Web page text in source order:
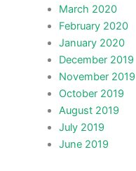
March 2020
February 2020
January 2020
December 2019
November 2019
October 2019
August 2019
July 2019
June 2019